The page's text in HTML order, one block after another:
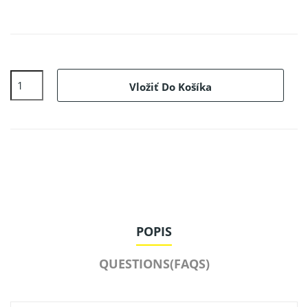
Vložiť Do Košíka
POPIS
QUESTIONS(FAQS)